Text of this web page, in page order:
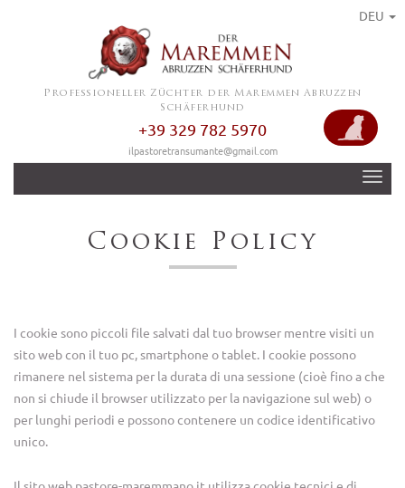
DEU
Professioneller Züchter der Maremmen Abruzzen
Schäferhund
+39 329 782 5970
ilpastoretransumante@gmail.com
Cookie Policy
I cookie sono piccoli file salvati dal tuo browser mentre visiti un
sito web con il tuo pc, smartphone o tablet. I cookie possono
rimanere nel sistema per la durata di una sessione (cioè fino a che
non si chiude il browser utilizzato per la navigazione sul web) o
per lunghi periodi e possono contenere un codice identificativo
unico.